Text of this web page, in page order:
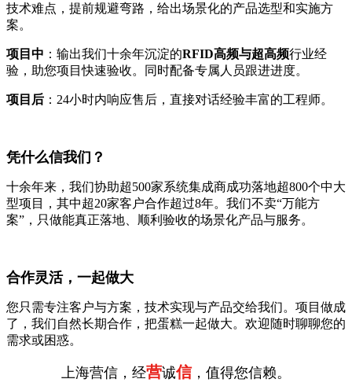
技术难点，提前规避弯路，给出场景化的产品选型和实施方
案。
项目中 ：输出我们十余年沉淀的RFID高频与超高频行业经
验，助您项目快速验收。同时配备专属人员跟进进度。
项目后 ：24小时内响应售后，直接对话经验丰富的工程师。
凭什么信我们？
十余年来，我们协助超500家系统集成商成功落地超800个中大
型项目，其中超20家客户合作超过8年。我们不卖“万能方
案”，只做能真正落地、顺利验收的场景化产品与服务。
合作灵活，一起做大
您只需专注客户与方案，技术实现与产品交给我们。项目做成
了，我们自然长期合作，把蛋糕一起做大。欢迎随时聊聊您的
需求或困惑。
上海营信，经营诚信，值得您信赖。